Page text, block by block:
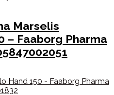
Marselis
– Faaborg Pharma